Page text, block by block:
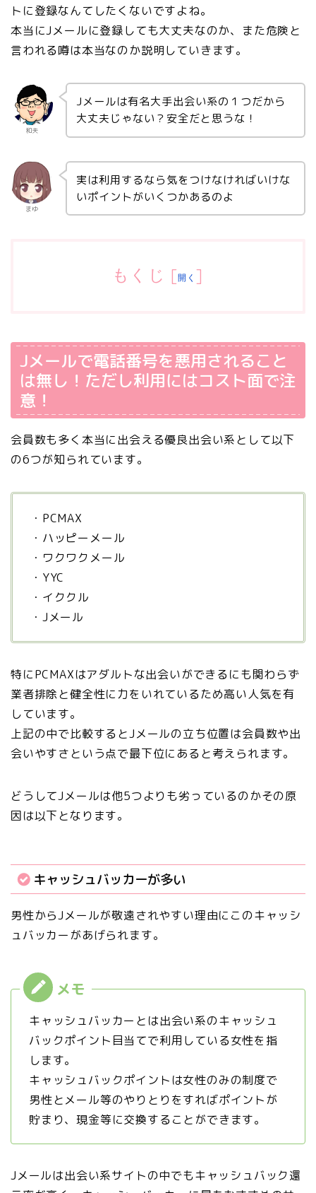
トに登録なんてしたくないですよね。
本当にJメールに登録しても大丈夫なのか、また危険と
言われる噂は本当なのか説明していきます。
和夫
Jメールは有名大手出会い系の１つだから
大丈夫じゃない？安全だと思うな！
まゆ
実は利用するなら気をつけなければいけな
いポイントがいくつかあるのよ
もくじ [開く ]
Jメールで電話番号を悪用されること
は無し！ただし利用にはコスト面で注
意！
会員数も多く本当に出会える優良出会い系として以下
の6つが知られています。
・PCMAX
・ハッピーメール
・ワクワクメール
・YYC
・イククル
・Jメール
特にPCMAXはアダルトな出会いができるにも関わらず
業者排除と健全性に力をいれているため高い人気を有
しています。
上記の中で比較するとJメールの立ち位置は会員数や出
会いやすさという点で最下位にあると考えられます。
どうしてJメールは他5つよりも劣っているのかその原
因は以下となります。
キャッシュバッカーが多い
男性からJメールが敬遠されやすい理由にこのキャッシ
ュバッカーがあげられます。
キャッシュバッカーとは出会い系のキャッシュ
バックポイント目当てで利用している女性を指
します。
キャッシュバックポイントは女性のみの制度で
男性とメール等のやりとりをすればポイントが
貯まり、現金等に交換することができます。
Jメールは出会い系サイトの中でもキャッシュバック還